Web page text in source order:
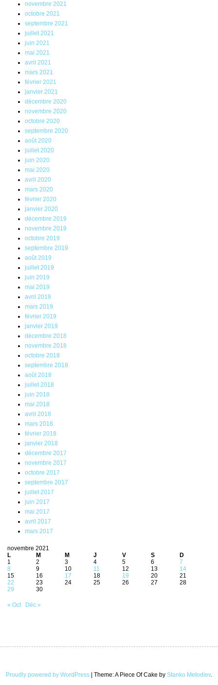
novembre 2021
octobre 2021
septembre 2021
juillet 2021
juin 2021
mai 2021
avril 2021
mars 2021
février 2021
janvier 2021
décembre 2020
novembre 2020
octobre 2020
septembre 2020
août 2020
juillet 2020
juin 2020
mai 2020
avril 2020
mars 2020
février 2020
janvier 2020
décembre 2019
novembre 2019
octobre 2019
septembre 2019
août 2019
juillet 2019
juin 2019
mai 2019
avril 2019
mars 2019
février 2019
janvier 2019
décembre 2018
novembre 2018
octobre 2018
septembre 2018
août 2018
juillet 2018
juin 2018
mai 2018
avril 2018
mars 2018
février 2018
janvier 2018
décembre 2017
novembre 2017
octobre 2017
septembre 2017
juillet 2017
juin 2017
mai 2017
avril 2017
mars 2017
novembre 2021
L
M M J V S
D
1
2 3 4 5 6
7
8
9 10 11 12 13
14
15
16 17 18 19 20
21
22
23 24 25 26 27
28
29
30
« Oct Déc »
Proudly powered by WordPress Theme: A Piece Of Cake by Stanko Metodiev.